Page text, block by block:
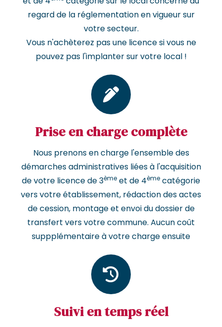
regard de la réglementation en vigueur sur
votre secteur.
Vous n'achèterez pas une licence si vous ne
pouvez pas l'implanter sur votre local !
Prise en charge complète
Nous prenons en charge l'ensemble des
démarches administratives liées à l'acquisition
de votre licence de 3ème et de 4ème catégorie
vers votre établissement, rédaction des actes
de cession, montage et envoi du dossier de
transfert vers votre commune. Aucun coût
suppplémentaire à votre charge ensuite
Suivi en temps réel